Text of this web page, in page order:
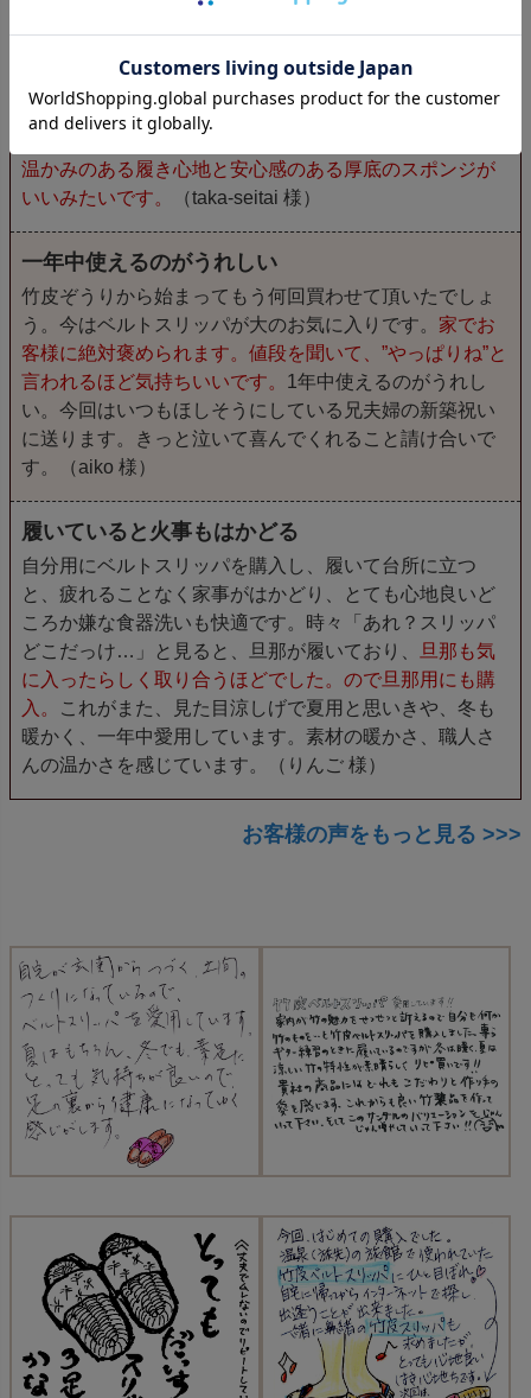
患者さんが気に入って買う
整体院の患者様用の室内履きとトイレ用スリッパで使っ
ております。患者さんが気に入られて、購入されます。
温かみのある履き心地と安心感のある厚底のスポンジが
いいみたいです。
（taka-seitai 様）
一年中使えるのがうれしい
竹皮ぞうりから始まってもう何回買わせて頂いたでしょ
う。今はベルトスリッパが大のお気に入りです。 家でお
客様に絶対褒められます。値段を聞いて、”やっぱりね”と
言われるほど気持ちいいです。 1年中使えるのがうれし
い。今回はいつもほしそうにしている兄夫婦の新築祝い
に送ります。きっと泣いて喜んでくれること請け合いで
す。（aiko 様）
履いていると火事もはかどる
自分用にベルトスリッパを購入し、履いて台所に立つ
と、疲れることなく家事がはかどり、とても心地良いど
ころか嫌な食器洗いも快適です。時々「あれ？スリッパ
どこだっけ…」と見ると、旦那が履いており、
旦那も気
に入ったらしく取り合うほどでした。ので旦那用にも購
入。
これがまた、見た目涼しげで夏用と思いきや、冬も
暖かく、一年中愛用しています。素材の暖かさ、職人さ
んの温かさを感じています。（りんご 様）
お客様の声をもっと見る >>>